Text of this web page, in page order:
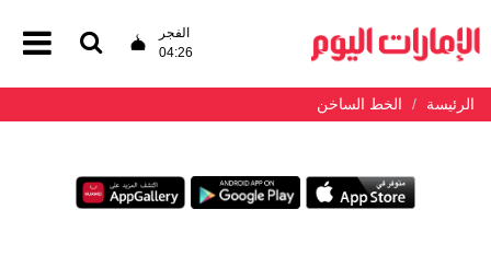
الفجر
04:26
الرئيسة الخط الساخن